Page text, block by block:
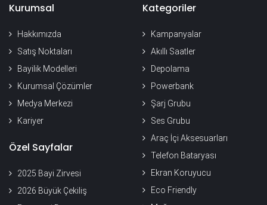
Kurumsal
Hakkımızda
Satış Noktaları
Bayilik Modelleri
Kurumsal Çözümler
Medya Merkezi
Kariyer
Özel Sayfalar
2025 Bayi Zirvesi
2026 Büyük Çekiliş
Kategoriler
Kampanyalar
Akıllı Saatler
Depolama
Powerbank
Şarj Grubu
Ses Grubu
Araç İçi Aksesuarları
Telefon Bataryası
Ekran Koruyucu
Eco Friendly